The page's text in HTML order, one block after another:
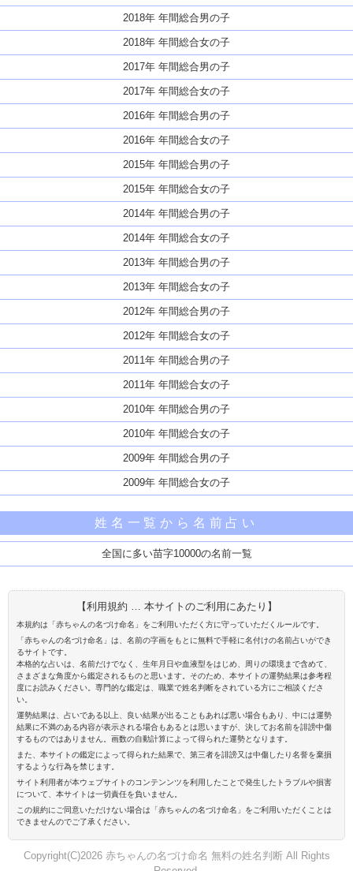
2018年 年間総合男の子
2018年 年間総合女の子
2017年 年間総合男の子
2017年 年間総合女の子
2016年 年間総合男の子
2016年 年間総合女の子
2015年 年間総合男の子
2015年 年間総合女の子
2014年 年間総合男の子
2014年 年間総合女の子
2013年 年間総合男の子
2013年 年間総合女の子
2012年 年間総合男の子
2012年 年間総合女の子
2011年 年間総合男の子
2011年 年間総合女の子
2010年 年間総合男の子
2010年 年間総合女の子
2009年 年間総合男の子
2009年 年間総合女の子
姓名一覧から名前占い
全国に多い苗字10000の名前一覧
【利用規約 … 本サイトのご利用にあたり】
本規約は「赤ちゃんの名づけ命名」をご利用いただく方に守っていただくルールです。
「赤ちゃんの名づけ命名」は、名前の字画をもとに無料で手軽に名付けの名前占いができ
るサイトです。
本格的な占いは、名前だけでなく、生年月日や血液型をはじめ、周りの環境まで含めて、
さまざまな角度から鑑定されるものと思います。そのため、本サイトの運勢結果は参考程
度にお読みください。専門的な鑑定は、職業で姓名判断をされている方にご相談くださ
い。
運勢結果は、占いである以上、良い結果が出ることもあれば悪い場合もあり、中には運勢
結果に不満のある内容が表示される場合もあるとは思いますが、決してお名前を誹謗中傷
するものではありません。画数の自動計算によって得られた運勢となります。
また、本サイトの鑑定によって得られた結果で、第三者を誹謗又は中傷したり名誉を棄損
するような行為を禁じます。
サイト利用者が本ウェブサイトのコンテンンツを利用したことで発生したトラブルや損害
について、本サイトは一切責任を負いません。
この規約にご同意いただけない場合は「赤ちゃんの名づけ命名」をご利用いただくことは
できませんのでご了承ください。
Copyright(C)2026 赤ちゃんの名づけ命名 無料の姓名判断 All Rights